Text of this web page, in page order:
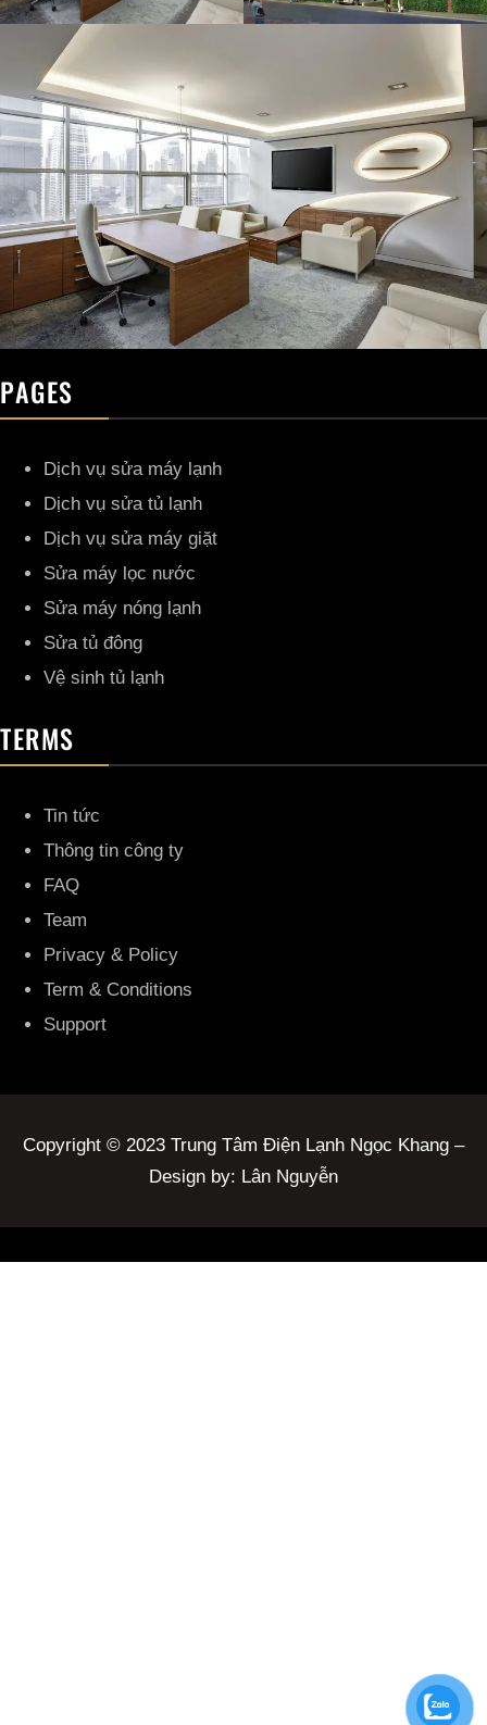
PAGES
Dịch vụ sửa máy lạnh
Dịch vụ sửa tủ lạnh
Dịch vụ sửa máy giặt
Sửa máy lọc nước
Sửa máy nóng lạnh
Sửa tủ đông
Vệ sinh tủ lạnh
TERMS
Tin tức
Thông tin công ty
FAQ
Team
Privacy & Policy
Term & Conditions
Support
Copyright © 2023 Trung Tâm Điện Lạnh Ngọc Khang –
Design by: Lân Nguyễn